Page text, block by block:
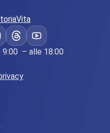
9:00 – alle 18:00